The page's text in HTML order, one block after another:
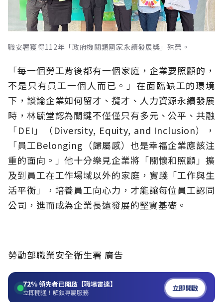
職安署獲得112年「政府機關類國家永續發展獎」殊榮。
「每一個勞工背後都有一個家庭，企業要照顧的，
不是只有員工一個人而已。」在面臨缺工的環境
下，談論企業如何留才、攬才、人力資源永續發展
時， 林毓堂認為關鍵不僅僅只有多元、公平、共融
「DEI」（Diversity, Equity, and Inclusion），
「員工Belonging（歸屬感）也是幸福企業應該注
重的面向。」他十分樂見企業將「關懷和照顧」擴
及到員工在工作場域以外的家庭，實踐「工作與生
活平衡」，培養員工向心力，才能讓每位員工認同
公司，進而成為企業長遠發展的堅實基礎。
勞動部職業安全衛生署 廣告
72%領先者已開啟【職場雷達】
立即開通！解鎖專屬服務 立即開啟